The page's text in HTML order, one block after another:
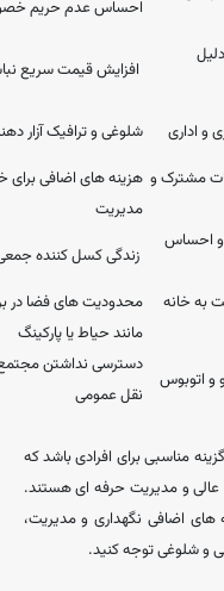
احساس عدم حریم
افزایش قیمت سریع
و اداری شلوغی و ترافیک آزار
مشترک و هزینه ‌های اضافی برای
مدیریت
و احساس
زندگی کسل کننده جمعی
به خانه‌
محدودیت ‌های فضا در
مانند حیاط یا پارکینگ
و اتوبوس
دسترسی نداشتن
نقل عمومی
مناسبی برای افرادی باشد که
عالی و مدیریت حرفه‌ ای هستند.
های اضافی نگهداری و مدیریت،
و شلوغی توجه کنید.